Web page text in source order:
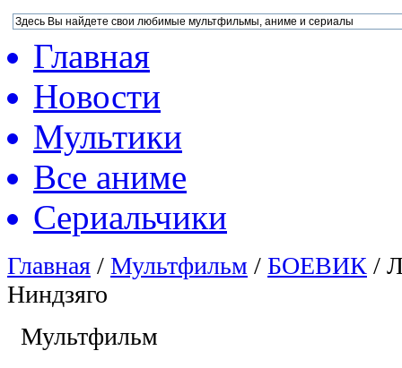
Главная
Новости
Мультики
Все аниме
Сериальчики
Главная / Мультфильм / БОЕВИК /
Ниндзяго
Мультфильм